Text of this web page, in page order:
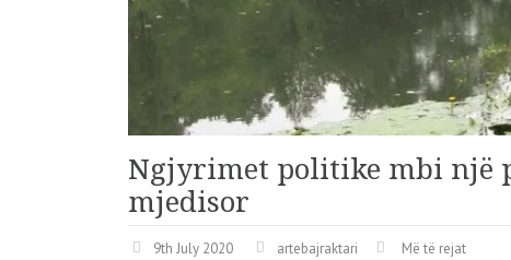
Ngjyrimet politike mbi një
mjedisor
9th July 2020 artebajraktari Më të rejat